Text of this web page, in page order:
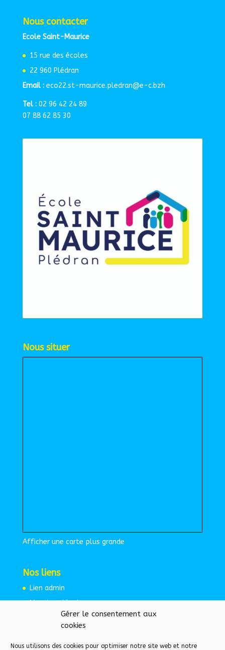
Gérer le consentement aux
cookies
Nous utilisons des cookies pour optimiser notre site web et notre
Nous contacter
Ecole Saint-Maurice
15 rue des écoles
22 960 Plédran
Email :eco22.st-maurice.pledran@e-c.bzh
Tel :02 96 42 24 89
07 88 62 85 30
Nous situer
Afficher une carte plus grande
Nos liens
Lien admin
Mentions légales
Espace protégé